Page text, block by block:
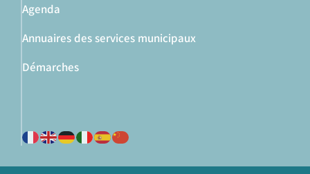
Agenda
Annuaires des services municipaux
Démarches